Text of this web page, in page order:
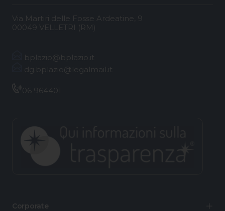
Via Martiri delle Fosse Ardeatine, 9
00049 VELLETRI (RM)
bplazio@bplazio.it
dg.bplazio@legalmail.it
06 964401
Corporate